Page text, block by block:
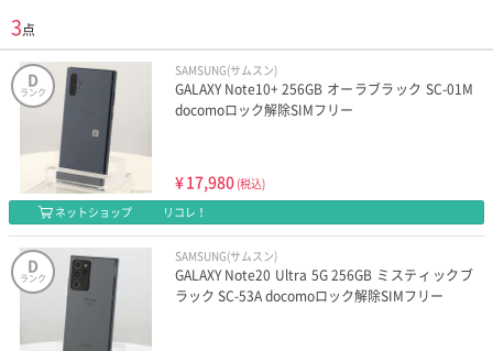
3点
D
ランク
SAMSUNG(サムスン)
GALAXY Note10+ 256GB オーラブラック SC-01M
docomoロック解除SIMフリー
¥17,980 (税込)
ネットショップ
リコレ！
D
ランク
SAMSUNG(サムスン)
GALAXY Note20 Ultra 5G 256GB ミスティックブ
ラック SC-53A docomoロック解除SIMフリー